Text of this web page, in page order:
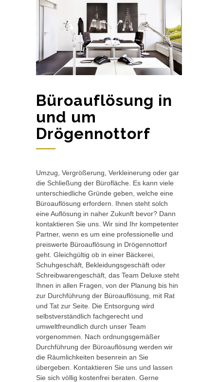
Büroauflösung in
und um
Drögennottorf
Umzug, Vergrößerung, Verkleinerung oder gar
die Schließung der Bürofläche. Es kann viele
unterschiedliche Gründe geben, welche eine
Büroauflösung erfordern. Ihnen steht solch
eine Auflösung in naher Zukunft bevor? Dann
kontaktieren Sie uns. Wir sind Ihr kompetenter
Partner, wenn es um eine professionelle und
preiswerte Büroauflösung in Drögennottorf
geht. Gleichgültig ob in einer Bäckerei,
Schuhgeschäft, Bekleidungsgeschäft oder
Schreibwarengeschäft, das Team Deluxe steht
Ihnen in allen Fragen, von der Planung bis hin
zur Durchführung der Büroauflösung, mit Rat
und Tat zur Seite. Die Entsorgung wird
selbstverständlich fachgerecht und
umweltfreundlich durch unser Team
vorgenommen. Nach ordnungsgemäßer
Durchführung der Büroauflösung werden wir
die Räumlichkeiten besenrein an Sie
übergeben. Kontaktieren Sie uns und lassen
Sie sich völlig kostenfrei beraten. Gerne